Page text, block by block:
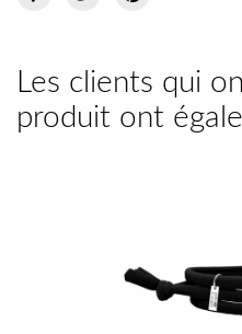
Les clients qui
produit ont